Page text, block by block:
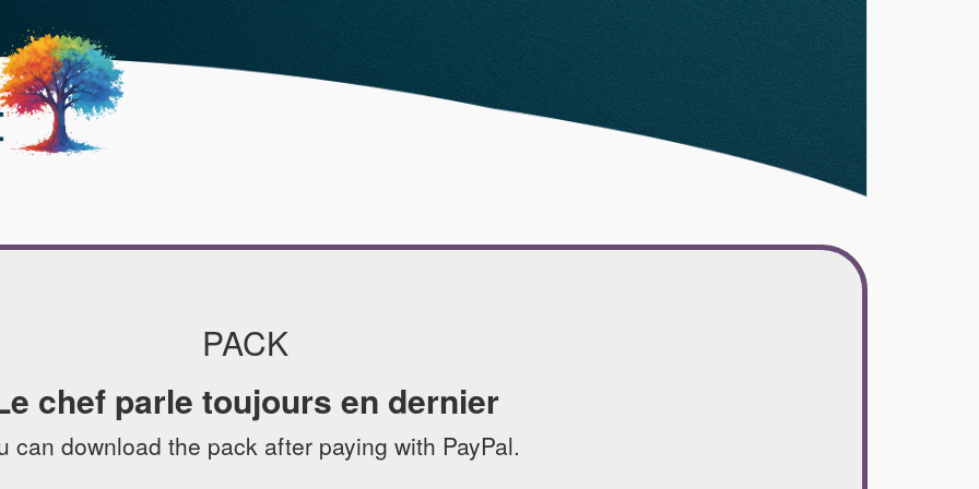
PACK
chef parle toujours en dernier
can download the pack after paying with PayPal.